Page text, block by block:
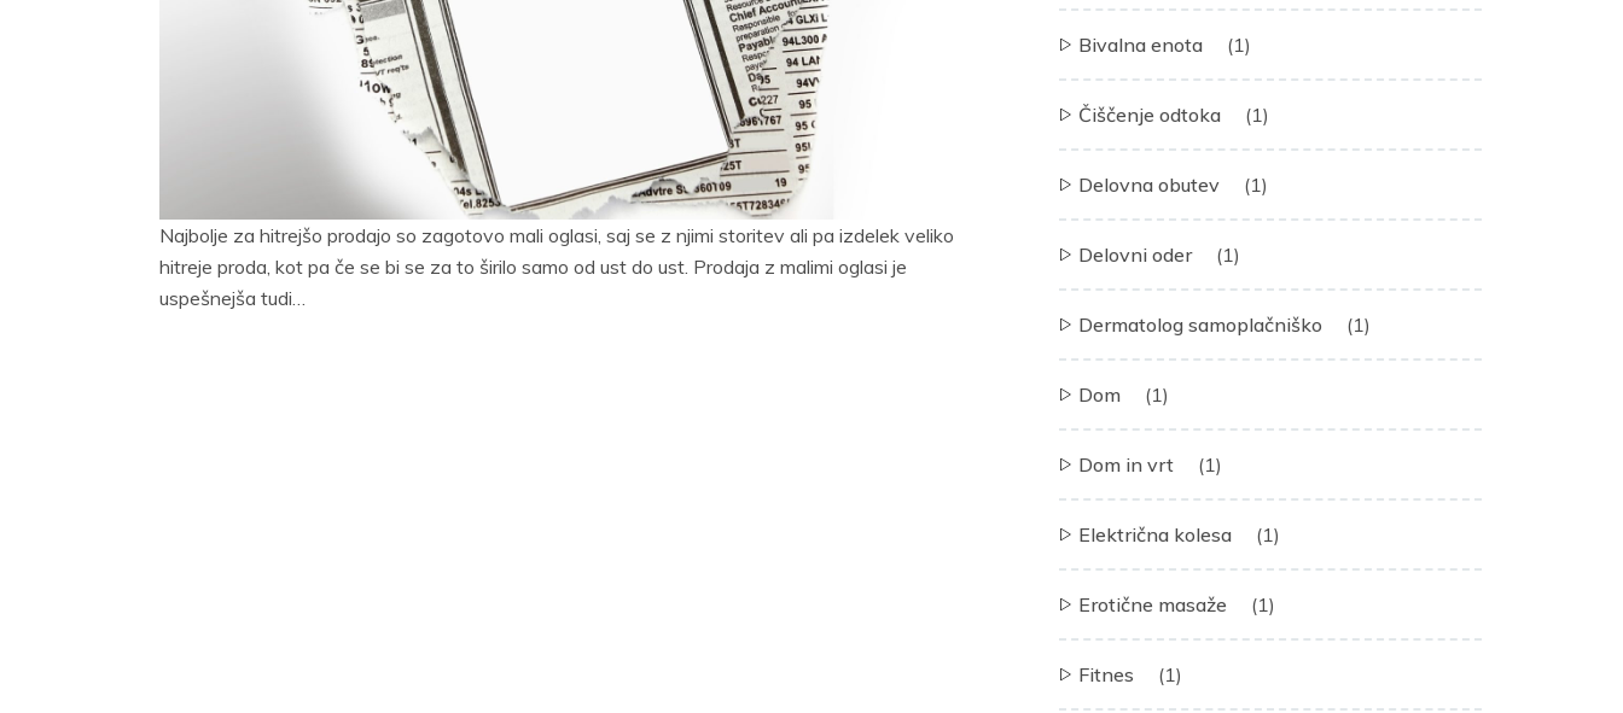
Najbolje za hitrejšo prodajo so zagotovo mali oglasi, saj se z njimi storitev ali pa izdelek veliko
hitreje proda, kot pa če se bi se za to širilo samo od ust do ust. Prodaja z malimi oglasi je
uspešnejša tudi…
Bivalna enota (1)
Čiščenje odtoka (1)
Delovna obutev (1)
Delovni oder (1)
Dermatolog samoplačniško (1)
Dom (1)
Dom in vrt (1)
Električna kolesa (1)
Erotične masaže (1)
Fitnes (1)